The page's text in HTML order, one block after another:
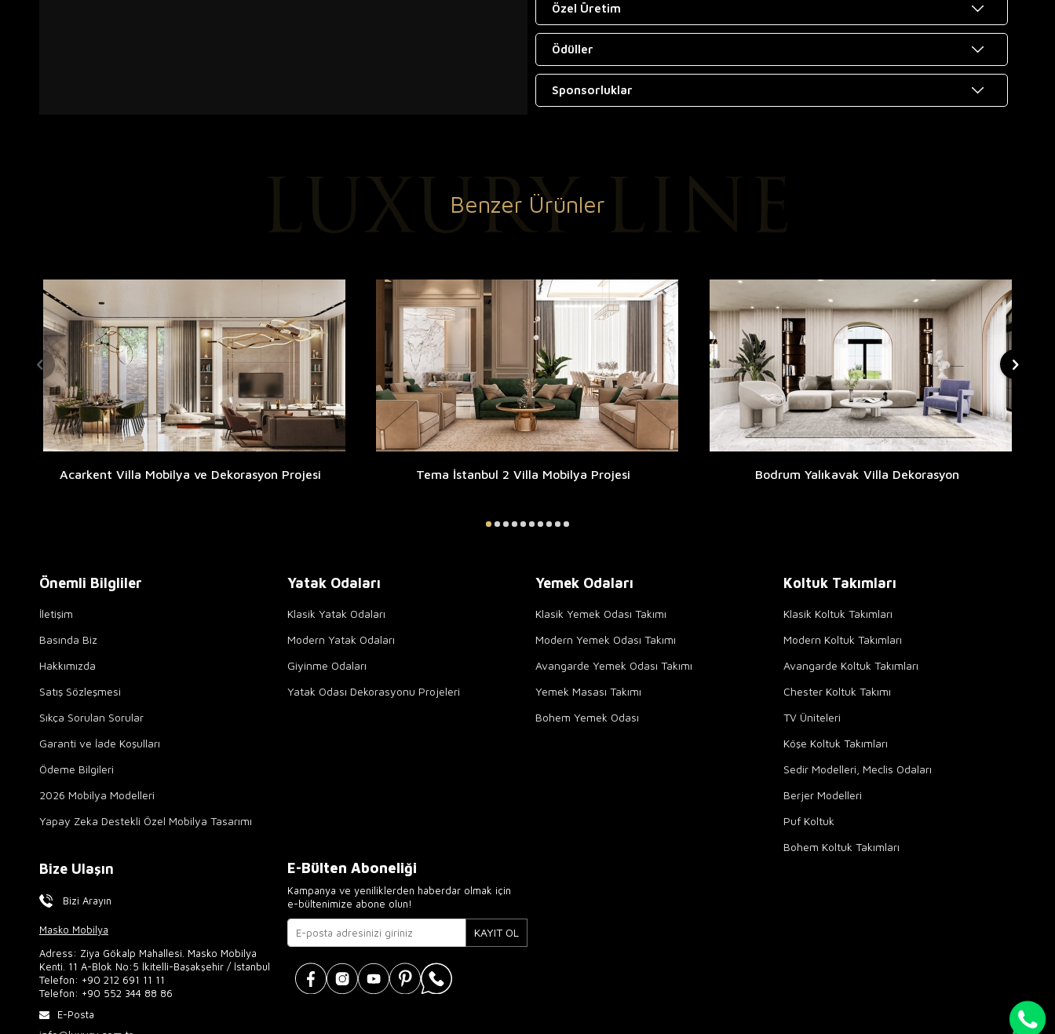
Özel Üretim
Ödüller
Sponsorluklar
Benzer Ürünler
Acarkent Villa Mobilya ve Dekorasyon Projesi Tema İstanbul 2 Villa Mobilya Projesi Bodrum Yalıkavak Villa Dekorasyon
Önemli Bilgliler
İletişim
Basında Biz
Hakkımızda
Satış Sözleşmesi
Sıkça Sorulan Sorular
Garanti ve İade Koşulları
Ödeme Bilgileri
2026 Mobilya Modelleri
Yapay Zeka Destekli Özel Mobilya Tasarımı
Yatak Odaları
Klasik Yatak Odaları
Modern Yatak Odaları
Giyinme Odaları
Yatak Odası Dekorasyonu Projeleri
Yemek Odaları
Klasik Yemek Odası Takımı
Modern Yemek Odası Takımı
Avangarde Yemek Odası Takımı
Yemek Masası Takımı
Bohem Yemek Odası
Koltuk Takımları
Klasik Koltuk Takımları
Modern Koltuk Takımları
Avangarde Koltuk Takımları
Chester Koltuk Takımı
TV Üniteleri
Köşe Koltuk Takımları
Sedir Modelleri, Meclis Odaları
Berjer Modelleri
Puf Koltuk
Bohem Koltuk Takımları
Bize Ulaşın
Bizi Arayın
Masko Mobilya
Adress: Ziya Gökalp Mahallesi. Masko Mobilya
Kenti. 11 A-Blok No:5 İkitelli-Başakşehir / İstanbul
Telefon: +90 212 691 11 11
Telefon: +90 552 344 88 86
E-Posta
E-Bülten Aboneliği
Kampanya ve yeniliklerden haberdar olmak için
e-bültenimize abone olun!
KAYIT OL